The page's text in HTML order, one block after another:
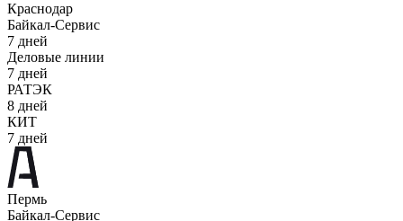
Краснодар
Байкал-Сервис
7 дней
Деловые линии
7 дней
РАТЭК
8 дней
КИТ
7 дней
Пермь
Байкал-Сервис